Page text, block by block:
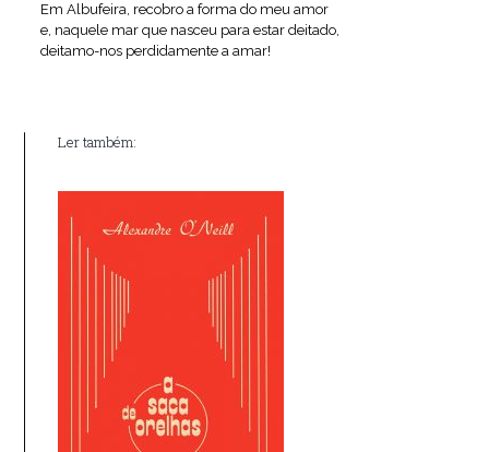
Em Albufeira, recobro a forma do meu amor
e, naquele mar que nasceu para estar deitado,
deitamo-nos perdidamente a amar!
Ler também: